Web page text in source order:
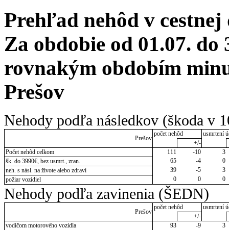
Prehľad nehôd v cestnej
Za obdobie od 01.07. do
rovnakým obdobím
Prešov
Nehody podľa následkov (škoda v
Prešov
počet nehôd
usmrtení
+/-
Počet nehôd celkom
111 -10
3
šk. do 3990€, bez usmrt., zran.
65 -4
0
neh. s násl. na živote alebo zdraví
39 -5
3
požiar vozidiel
0 0 0
Nehody podľa zavinenia (ŠEDN)
Prešov
počet nehôd
usmrtení
+/-
vodičom motorového vozidla
93 -9
3